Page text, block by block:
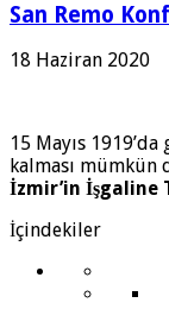
San Remo
18 Haziran 2020
15 Mayıs 1919’da
kalması mümkün
İzmir’in İşgaline
İçindekiler